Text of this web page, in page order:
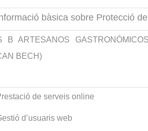
bàsica sobre Protecció
B ARTESANOS
BECH)
de serveis online
d’usuaris web